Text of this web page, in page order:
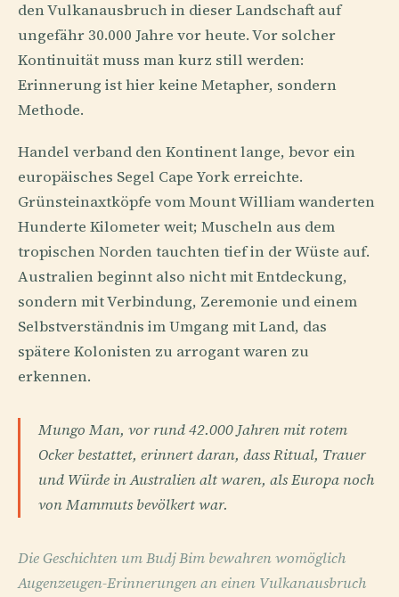
den Vulkanausbruch in dieser Landschaft auf
ungefähr 30.000 Jahre vor heute. Vor solcher
Kontinuität muss man kurz still werden:
Erinnerung ist hier keine Metapher, sondern
Methode.
Handel verband den Kontinent lange, bevor ein
europäisches Segel Cape York erreichte.
Grünsteinaxtköpfe vom Mount William wanderten
Hunderte Kilometer weit; Muscheln aus dem
tropischen Norden tauchten tief in der Wüste auf.
Australien beginnt also nicht mit Entdeckung,
sondern mit Verbindung, Zeremonie und einem
Selbstverständnis im Umgang mit Land, das
spätere Kolonisten zu arrogant waren zu
erkennen.
Mungo Man, vor rund 42.000 Jahren mit rotem
Ocker bestattet, erinnert daran, dass Ritual, Trauer
und Würde in Australien alt waren, als Europa noch
von Mammuts bevölkert war.
Die Geschichten um Budj Bim bewahren womöglich
Augenzeugen-Erinnerungen an einen Vulkanausbruch